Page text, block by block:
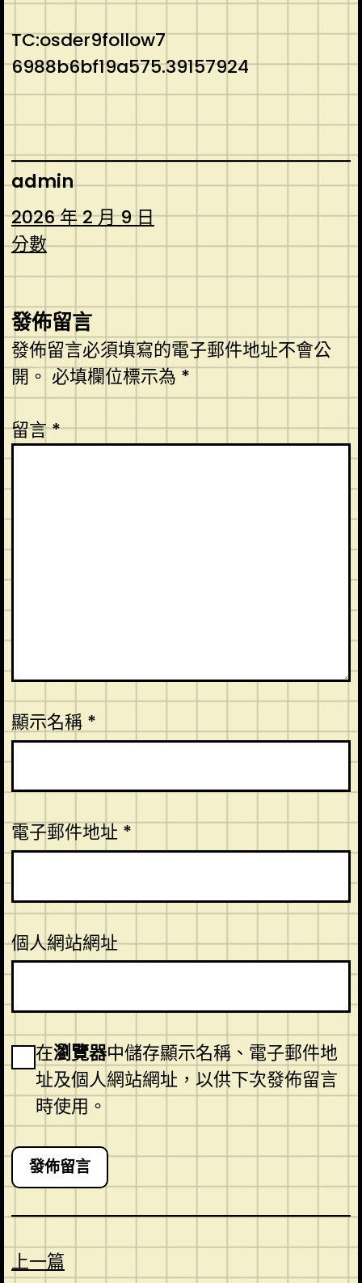
TC:osder9follow7
6988b6bf19a575.39157924
admin
2026 年 2 月 9 日
分數
發佈留言
發佈留言必須填寫的電子郵件地址不會公
開。必填欄位標示為*
留言*
顯示名稱 *
電子郵件地址 *
個人網站網址
在瀏覽器中儲存顯示名稱、電子郵件地
址及個人網站網址，以供下次發佈留言
時使用。
上一篇